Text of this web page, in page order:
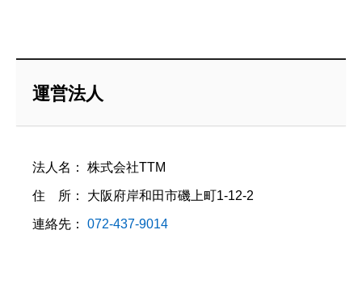
運営法人
法人名： 株式会社TTM
住 所： 大阪府岸和田市磯上町1-12-2
連絡先： 072-437-9014